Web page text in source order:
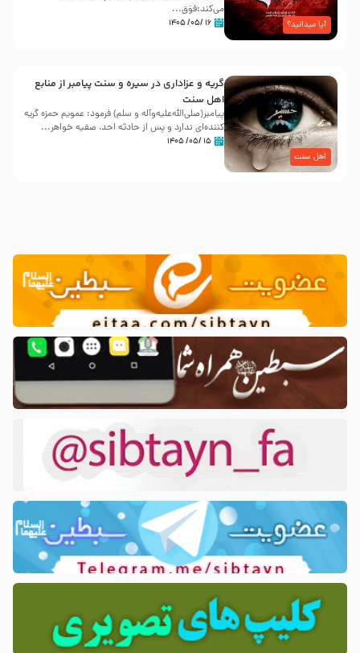
آیا میدانید؟
می‌کند:فوَق...
۱۶ /۰۵/ ۱۴۰۵
اهل سنت
گریه و عزاداری در سیره و سنت پیامبر از منابع
اهل سنت
پیامبر(صلی‌الله‌علیه‌وآله و سلم) فرمود: عمویم حمزه گریه
کننده‌ای ندارد و پس از حادثه احد، صفیه خواهر...
۱۵ /۰۵/ ۱۴۰۵